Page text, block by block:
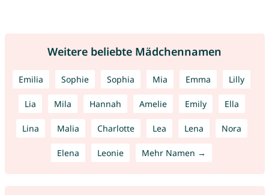
Weitere beliebte Mädchennamen
Emilia Sophie Sophia Mia Emma Lilly
Lia Mila Hannah Amelie Emily Ella
Lina Malia Charlotte Lea Lena Nora
Elena Leonie Mehr Namen →